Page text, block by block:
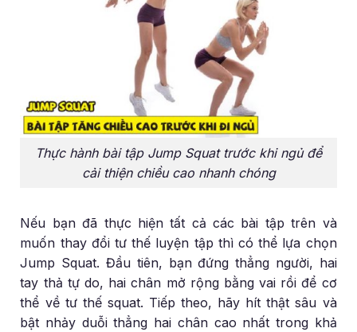
Thực hành bài tập Jump Squat trước khi ngủ để
cải thiện chiều cao nhanh chóng
Nếu bạn đã thực hiện tất cả các bài tập trên và
muốn thay đổi tư thế luyện tập thì có thể lựa chọn
Jump Squat. Đầu tiên, bạn đứng thẳng người, hai
tay thả tự do, hai chân mở rộng bằng vai rồi để cơ
thể về tư thế squat. Tiếp theo, hãy hít thật sâu và
bật nhảy duỗi thẳng hai chân cao nhất trong khả